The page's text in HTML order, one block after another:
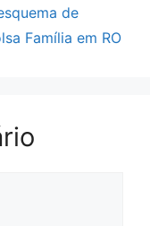
de
Família em RO